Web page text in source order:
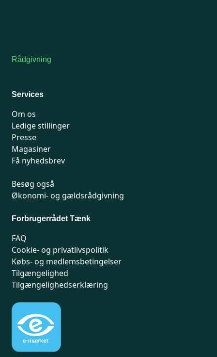
Rådgivning
Services
Om os
Ledige stillinger
Presse
Magasiner
Få nyhedsbrev
Besøg også
Økonomi- og gældsrådgivning
Forbrugerrådet Tænk
FAQ
Cookie- og privatlivspolitik
Købs- og medlemsbetingelser
Tilgængelighed
Tilgængelighedserklæring